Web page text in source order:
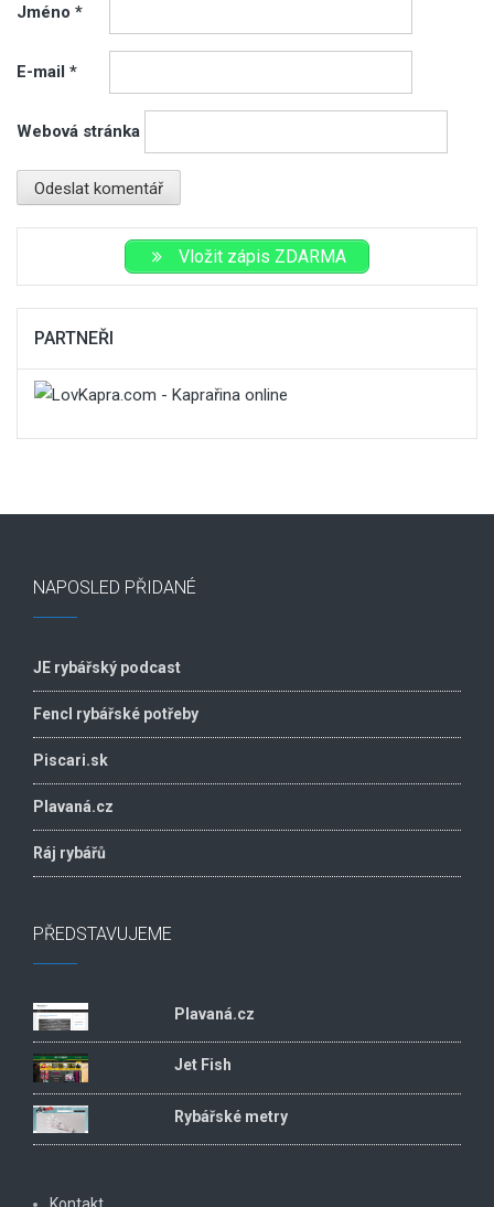
Jméno *
E-mail *
Webová stránka
Vložit zápis ZDARMA
PARTNEŘI
NAPOSLED PŘIDANÉ
JE rybářský podcast
Fencl rybářské potřeby
Piscari.sk
Plavaná.cz
Ráj rybářů
PŘEDSTAVUJEME
Plavaná.cz
Jet Fish
Rybářské metry